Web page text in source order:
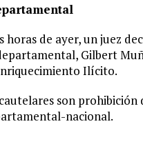
horas de ayer, un juez
Gilbert
Ilícito.
son
nacional.